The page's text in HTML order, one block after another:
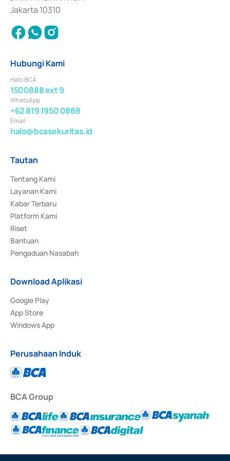
Jakarta 10310
Hubungi Kami
Halo BCA
1500888 ext 9
WhatsApp
+62 819 1950 0888
Email
halo@bcasekuritas.id
Tautan
Tentang Kami
Layanan Kami
Kabar Terbaru
Platform Kami
Riset
Bantuan
Pengaduan Nasabah
Download Aplikasi
Google Play
App Store
Windows App
Perusahaan Induk
BCA Group